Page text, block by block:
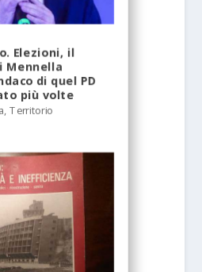
Elezioni, il
Mennella
di quel PD
più volte
,Territorio